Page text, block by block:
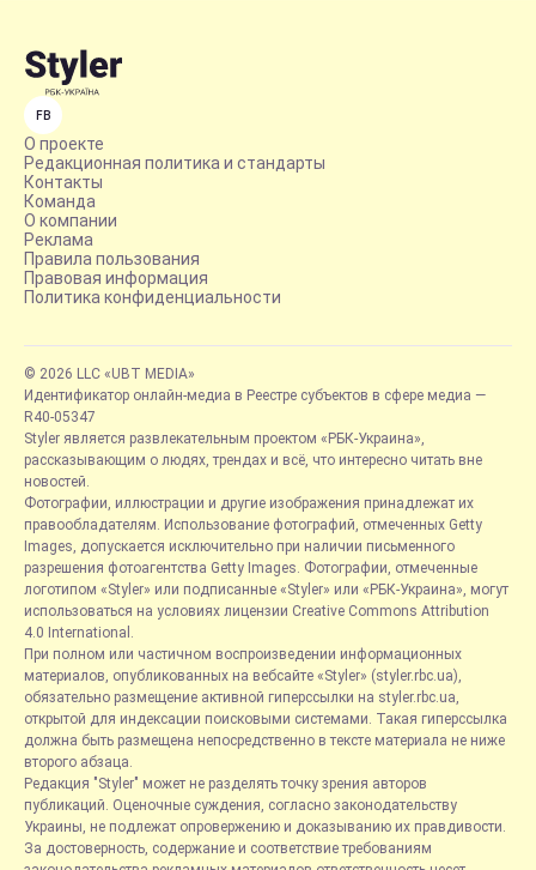
FB
О проекте
Редакционная политика и стандарты
Контакты
Команда
О компании
Реклама
Правила пользования
Правовая информация
Политика конфиденциальности
© 2026 LLC «UBT MEDIA»
Идентификатор онлайн-медиа в Реестре субъектов в сфере медиа —
R40-05347
Styler является развлекательным проектом «РБК-Украина»,
рассказывающим о людях, трендах и всё, что интересно читать вне
новостей.
Фотографии, иллюстрации и другие изображения принадлежат их
правообладателям. Использование фотографий, отмеченных Getty
Images, допускается исключительно при наличии письменного
разрешения фотоагентства Getty Images. Фотографии, отмеченные
логотипом «Styler» или подписанные «Styler» или «РБК-Украина», могут
использоваться на условиях лицензии Creative Commons Attribution
4.0 International.
При полном или частичном воспроизведении информационных
материалов, опубликованных на вебсайте «Styler» (styler.rbc.ua),
обязательно размещение активной гиперссылки на styler.rbc.ua,
открытой для индексации поисковыми системами. Такая гиперссылка
должна быть размещена непосредственно в тексте материала не ниже
второго абзаца.
Редакция "Styler" может не разделять точку зрения авторов
публикаций. Оценочные суждения, согласно законодательству
Украины, не подлежат опровержению и доказыванию их правдивости.
За достоверность, содержание и соответствие требованиям